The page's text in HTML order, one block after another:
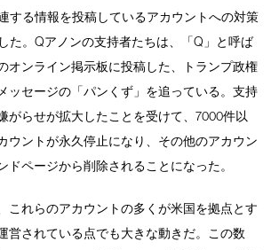
する情報を投稿しているアカウントへの対策
た。Qアノンの支持者たちは、「Q」と呼ば
オンライン掲示板に投稿した、トランプ政権
ッセージの「パンくず」を追っている。支持
がらせが拡大したことを受けて、7000件以
ウントが永久停止になり、その他のアカウン
ドページから削除されることになった。
これらのアカウントの多くが米国を拠点とす
営されている点でも大きな動きだ。この数